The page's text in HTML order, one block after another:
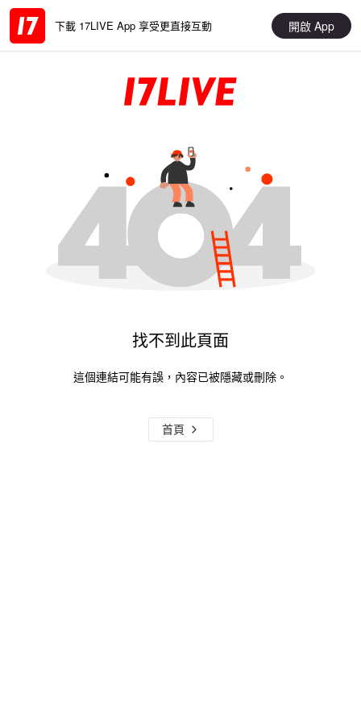
下載 17LIVE App 享受更直接互動 開啟 App
找不到此頁面
這個連結可能有誤，內容已被隱藏或刪除。
首頁